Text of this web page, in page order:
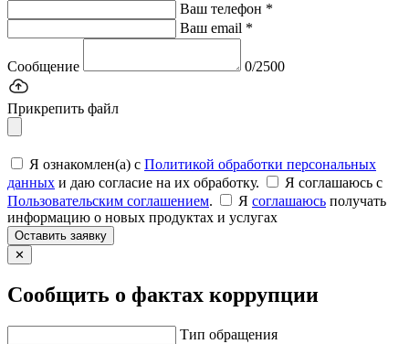
Ваш телефон *
Ваш email *
Сообщение 0/2500
Прикрепить файл
Я ознакомлен(а) с Политикой обработки персональных
данных и даю согласие на их обработку.
Я соглашаюсь c
Пользовательским соглашением. Я соглашаюсь получать
информацию о новых продуктах и услугах
Оставить заявку
✕
Сообщить о фактах коррупции
Тип обращения